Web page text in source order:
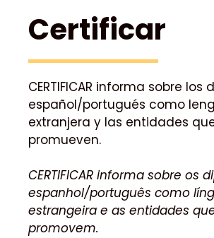
Certificar
CERTIFICAR informa sobre los
español/portugués como
extranjera y las entidades
promueven.
CERTIFICAR informa sobre os
espanhol/português como
estrangeira e as entidades
promovem.